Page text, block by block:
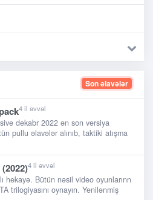
Son əlavələr
4 il əvvəl
dekabr 2022 ən son versiya
pullu əlavələr alınıb, taktiki atışma
4 il əvvəl
hekayə. Bütün nəsil video oyunlarınn
trilogiyasını oynayın. Yenilənmiş